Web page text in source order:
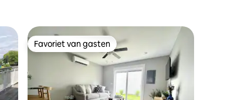
Favoriet van gasten
Favoriet van gasten